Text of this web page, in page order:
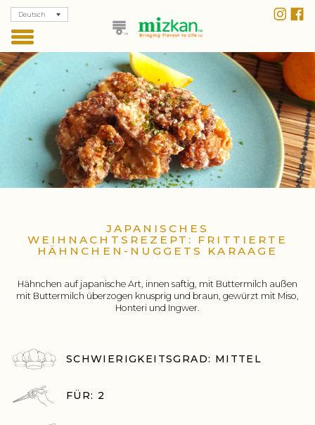
Deutsch
JAPANISCHES
WEIHNACHTSREZEPT: FRITTIERTE
HÄHNCHEN-NUGGETS KARAAGE
Hähnchen auf japanische Art, innen saftig, mit Buttermilch außen
mit Buttermilch überzogen knusprig und braun, gewürzt mit Miso,
Honteri und Ingwer.
SCHWIERIGKEITSGRAD: MITTEL
FÜR: 2